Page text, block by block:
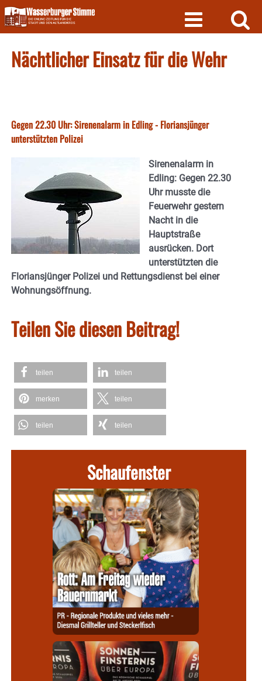
Skip
to
content
Nächtlicher Einsatz für die Wehr
Gegen 22.30 Uhr: Sirenenalarm in Edling - Floriansjünger
unterstützten Polizei
Sirenenalarm in
Edling: Gegen 22.30
Uhr musste die
Feuerwehr gestern
Nacht in die
Hauptstraße
ausrücken. Dort
unterstützten die
Floriansjünger Polizei und Rettungsdienst bei einer
Wohnungsöffnung.
Teilen Sie diesen Beitrag!
teilen teilen
merken teilen
teilen teilen
Schaufenster